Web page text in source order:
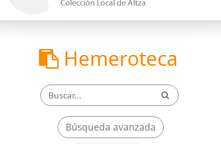
Hemeroteca
Búsqueda avanzada